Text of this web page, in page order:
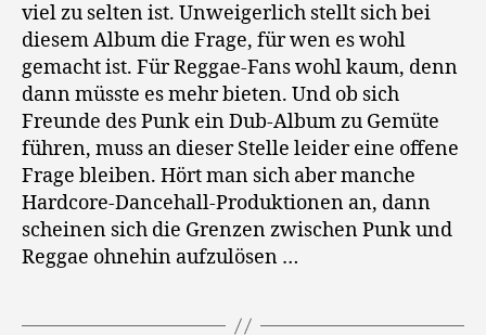
viel zu selten ist. Unweigerlich stellt sich bei
diesem Album die Frage, für wen es wohl
gemacht ist. Für Reggae-Fans wohl kaum, denn
dann müsste es mehr bieten. Und ob sich
Freunde des Punk ein Dub-Album zu Gemüte
führen, muss an dieser Stelle leider eine offene
Frage bleiben. Hört man sich aber manche
Hardcore-Dancehall-Produktionen an, dann
scheinen sich die Grenzen zwischen Punk und
Reggae ohnehin aufzulösen …